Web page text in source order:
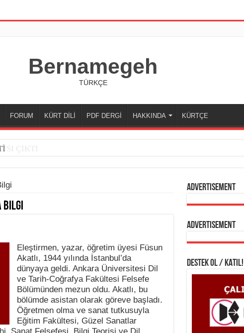
Bernamegeh
TÜRKÇE
FORUM KÜRT DİLİ PDF DERGİ HAKKINDA KÜRTÇE
ÇIKTI
Bilgi
Eleştirmen, yazar, öğretim üyesi Füsun
Akatlı, 1944 yılında İstanbul’da
dünyaya geldi. Ankara Üniversitesi Dil
ve Tarih-Coğrafya Fakültesi Felsefe
Bölümünden mezun oldu. Akatlı, bu
bölümde asistan olarak göreve başladı.
Öğretmen olma ve sanat tutkusuyla
Eğitim Fakültesi, Güzel Sanatlar
Advertisement
Advertisement
DESTEK OL / KATIL!